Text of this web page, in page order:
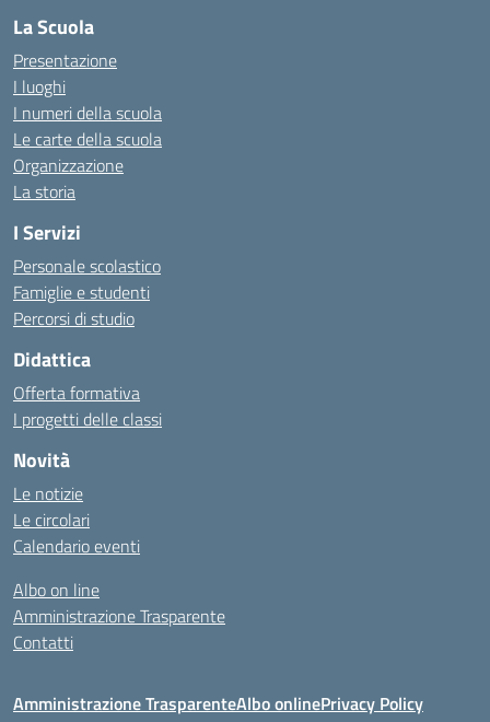
La Scuola
Presentazione
I luoghi
I numeri della scuola
Le carte della scuola
Organizzazione
La storia
I Servizi
Personale scolastico
Famiglie e studenti
Percorsi di studio
Didattica
Offerta formativa
I progetti delle classi
Novità
Le notizie
Le circolari
Calendario eventi
Albo on line
Amministrazione Trasparente
Contatti
Amministrazione TrasparenteAlbo onlinePrivacy Policy